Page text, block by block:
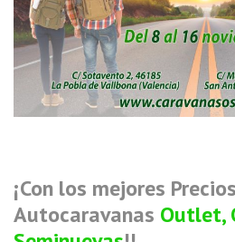
¡Con los mejores
Autocaravanas Outlet,